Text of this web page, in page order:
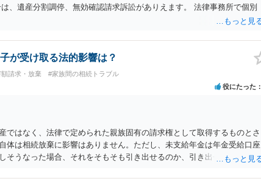
、遺産分割調停、無効確認請求訴訟がありえます。 法律事務所で個別
が受け取る法的影響は？
請求・放棄 #家族間の相続トラブル
役にたった
ではなく、法律で定められた親族固有の請求権として取得するものとさ
体は相続放棄に影響はありません。ただし、未支給年金は年金受給口座
そうなった場合、それをそもそも引き出せるのか、引き出せたとして法